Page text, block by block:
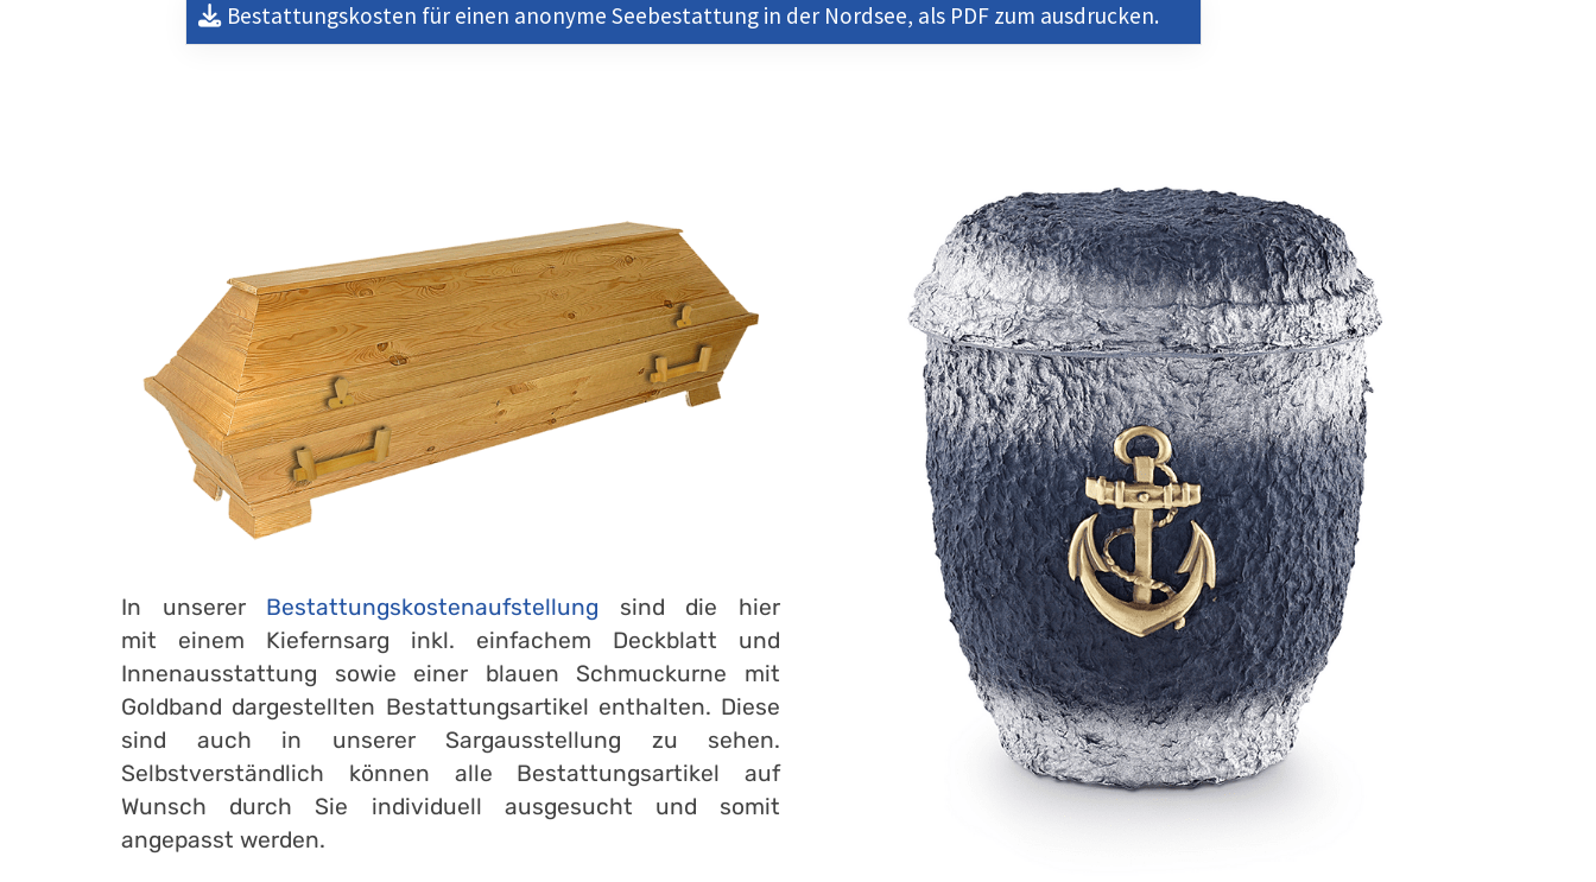
Bestattungskosten für einen anonyme Seebestattung in der Nordsee, als PDF zum ausdrucken.
In unserer Bestattungskostenaufstellung sind die hier
mit einem Kiefernsarg inkl. einfachem Deckblatt und
Innenausstattung sowie einer blauen Schmuckurne mit
Goldband dargestellten Bestattungsartikel enthalten. Diese
sind auch in unserer Sargausstellung zu sehen.
Selbstverständlich können alle Bestattungsartikel auf
Wunsch durch Sie individuell ausgesucht und somit
angepasst werden.